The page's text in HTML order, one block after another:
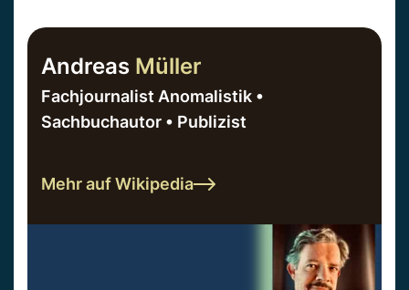
Andreas Müller
Fachjournalist Anomalistik •
Sachbuchautor • Publizist
Mehr auf Wikipedia